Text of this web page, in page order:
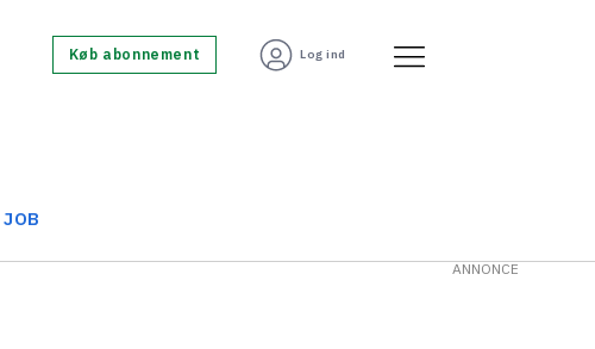
Køb abonnement Log ind
JOB
ANNONCE